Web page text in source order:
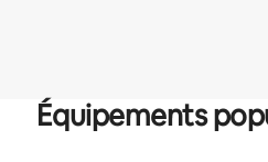
Équipements